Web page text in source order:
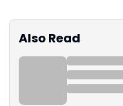
Also Read